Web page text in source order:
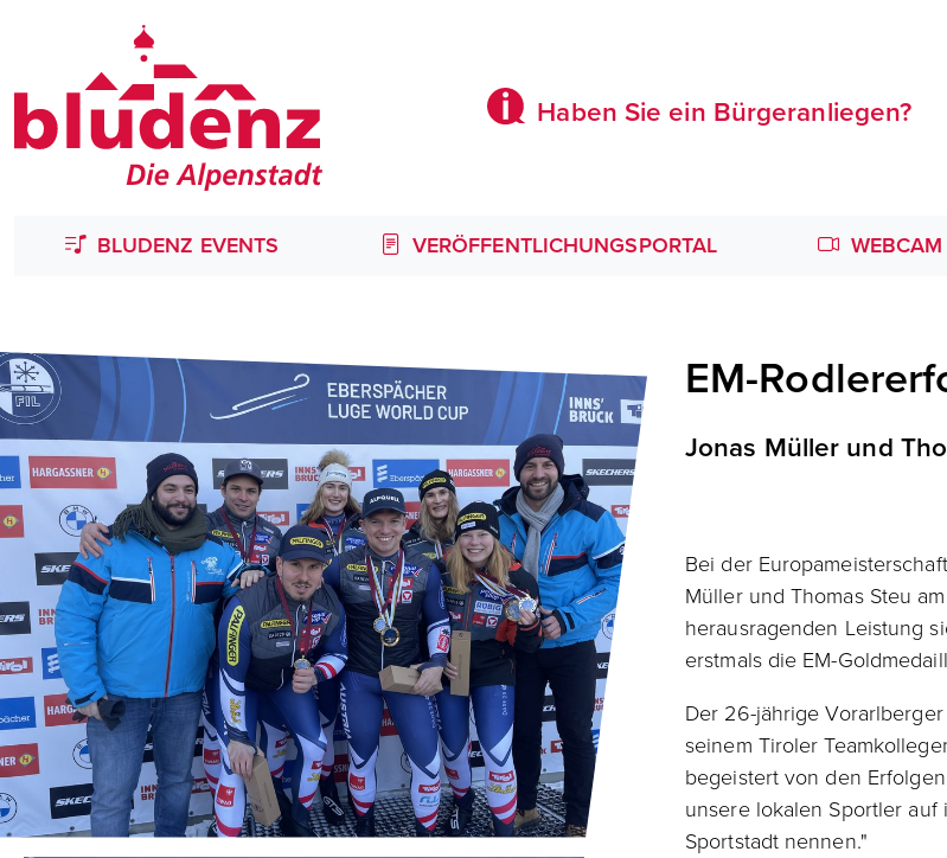
Haben Sie ein Bürgeranliegen?
BLUDENZ EVENTS VERÖFFENTLICHUNGSPORTAL WEBCAM
EM-
Jonas Müller und
Bei der
Müller und Thomas Steu
herausragenden Leistung
erstmals die EM-
Der 26-jährige
seinem Tiroler
begeistert von den
unsere lokalen Sportler
Sportstadt nennen."